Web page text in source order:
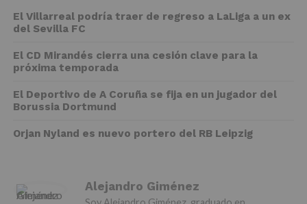
El Villarreal podría traer de regreso a LaLiga a un ex
del Sevilla FC
El CD Mirandés cierra una cesión clave para la
próxima temporada
El Deportivo de A Coruña se fija en un jugador del
Borussia Dortmund
Orjan Nyland es nuevo portero del RB Leipzig
Alejandro Giménez